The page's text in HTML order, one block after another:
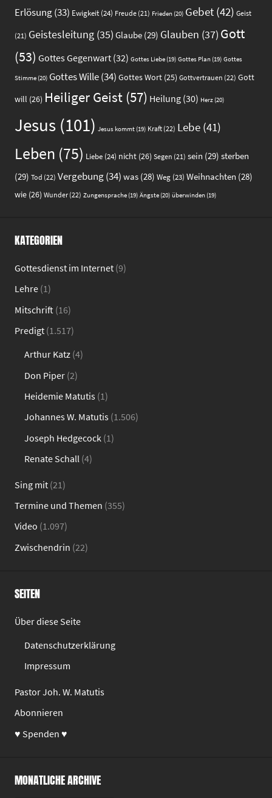
Erlösung(33) Ewigkeit (24) Freude (21) Frieden (20) Gebet (42) Geist
(21) Geistesleitung (35) Glaube (29) Glauben (37) Gott
(53) Gottes Gegenwart (32) Gottes Liebe (19) Gottes Plan (19) Gottes
Stimme (20) Gottes Wille(34) Gottes Wort (25) Gottvertrauen (22) Gott
will (26) Heiliger Geist (57) Heilung (30) Herz (20)
Jesus (101) Jesus kommt (19) Kraft (22) Lebe (41)
Leben (75) Liebe (24) nicht (26) Segen (21) sein (29) sterben
(29) Tod (22) Vergebung(34) was (28) Weg (23) Weihnachten (28)
wie (26) Wunder (22) Zungensprache (19) Ängste (20) überwinden (19)
KATEGORIEN
Gottesdienst im Internet (9)
Lehre (1)
Mitschrift (16)
Predigt (1.517)
Arthur Katz (4)
Don Piper (2)
Heidemie Matutis (1)
Johannes W. Matutis (1.506)
Joseph Hedgecock (1)
Renate Schall (4)
Sing mit (21)
Termine und Themen (355)
Video (1.097)
Zwischendrin (22)
SEITEN
Über diese Seite
Datenschutzerklärung
Impressum
Pastor Joh. W. Matutis
Abonnieren
♥ Spenden ♥
MONATLICHE ARCHIVE